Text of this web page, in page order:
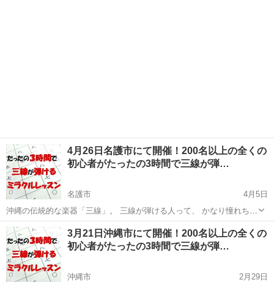
4月26日名護市にて開催！200名以上の全くの
初心者がたったの3時間で三線が弾…
名護市
4月5日
沖縄の伝統的な楽器「三線」。 三線が弾ける人って、 かなり憧れちゃ
いますよね(*´艸`)❤ あの漢字の羅列にしか見えない 三線の楽譜「工工
四（くんくんしー）」が、 ちゃんと楽譜として読めるようになったら
いか...
沖縄 名護市 その他 三線
3月21日沖縄市にて開催！200名以上の全くの
初心者がたったの3時間で三線が弾…
沖縄市
2月29日